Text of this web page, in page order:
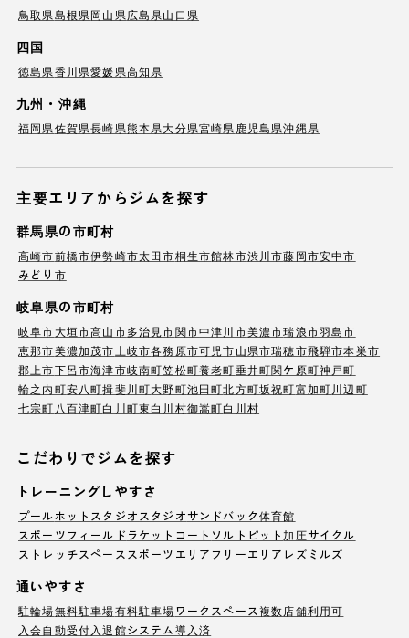
鳥取県島根県岡山県広島県山口県
四国
徳島県香川県愛媛県高知県
九州・沖縄
福岡県佐賀県長崎県熊本県大分県宮崎県 鹿児島県沖縄県
主要エリアからジムを探す
群馬県の市町村
高崎市前橋市伊勢崎市太田市桐生市館林市渋川市藤岡市安中市
みどり市
岐阜県の市町村
岐阜市大垣市高山市多治見市関市中津川市美濃市瑞浪市羽島市
恵那市美濃加茂市土岐市各務原市可児市山県市瑞穂市飛騨市本巣市
郡上市下呂市海津市岐南町笠松町養老町垂井町関ケ原町神戸町
輪之内町安八町揖斐川町大野町池田町北方町坂祝町富加町川辺町
七宗町 八百津町白川町東白川村御嵩町白川村
こだわりでジムを探す
トレーニングしやすさ
プールホットスタジオ スタジオサンドバック体育館
スポーツフィールド ラケットコート ソルトピット加圧サイクル
ストレッチスペース スポーツエリア フリーエリア レズミルズ
通いやすさ
駐輪場無料駐車場有料駐車場ワークスペース複数店舗利用可
入会自動受付 入退館システム導入済